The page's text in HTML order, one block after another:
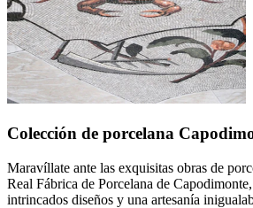
Colección de porcelana
Maravíllate ante las exquisitas obras de
Real Fábrica de Porcelana de
intrincados diseños y una artesanía